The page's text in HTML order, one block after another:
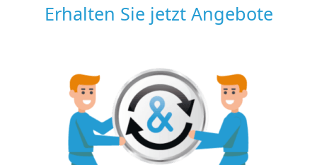
Erhalten Sie jetzt Angebote